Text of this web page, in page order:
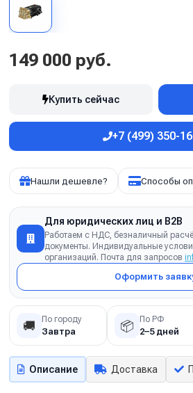
149 000 руб.
Купить сейчас
+7 (499) 350-
Нашли дешевле? Способы
Для юридических лиц и B2B
Работаем с НДС, безналичный
документы. Индивидуальные
организаций. Почта для запросов
Оформить
🚚 По городу
Завтра 📦 По РФ
2–5 дней
Описание Доставка